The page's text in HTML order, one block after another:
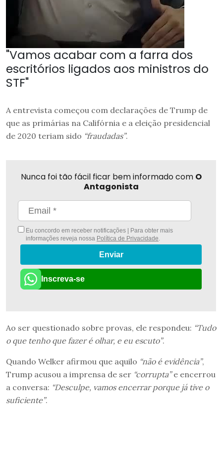
"Vamos acabar com a farra dos
escritórios ligados aos ministros do
STF"
A entrevista começou com declarações de Trump de
que as primárias na Califórnia e a eleição presidencial
de 2020 teriam sido “fraudadas”.
Nunca foi tão fácil ficar bem informado com O
Antagonista
Eu concordo em receber notificações | Para obter mais
informações reveja nossa Política de Privacidade.
Enviar
Inscreva-se
Ao ser questionado sobre provas, ele respondeu: “Tudo
o que tenho que fazer é olhar, e eu escuto”.
Quando Welker afirmou que aquilo “não é evidência”,
Trump acusou a imprensa de ser “corrupta”e encerrou
a conversa: “Desculpe, vamos encerrar porque já tive o
suficiente”.